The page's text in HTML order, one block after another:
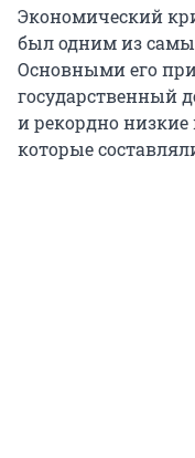
Экономический
был одним из
Основными его
государственный
и рекордно
которые